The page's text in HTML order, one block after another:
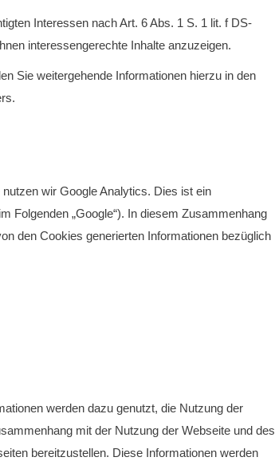
Interessen nach Art. 6 Abs. 1 S. 1 lit. f DS-
interessengerechte Inhalte anzuzeigen.
Sie weitergehende Informationen hierzu in den
wir Google Analytics. Dies ist ein
Folgenden „Google“). In diesem Zusammenhang
den Cookies generierten Informationen bezüglich
werden dazu genutzt, die Nutzung der
mit der Nutzung der Webseite und des
bereitzustellen. Diese Informationen werden